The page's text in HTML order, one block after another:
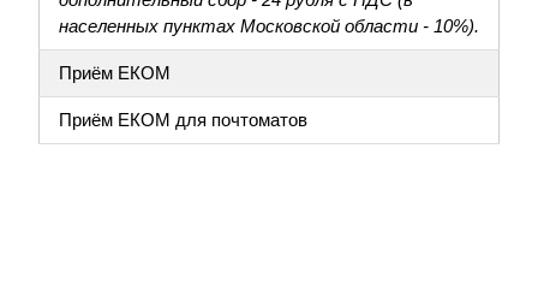
населенных пунктах Московской области - 10%).
Приём ЕКОМ
Приём ЕКОМ для почтоматов